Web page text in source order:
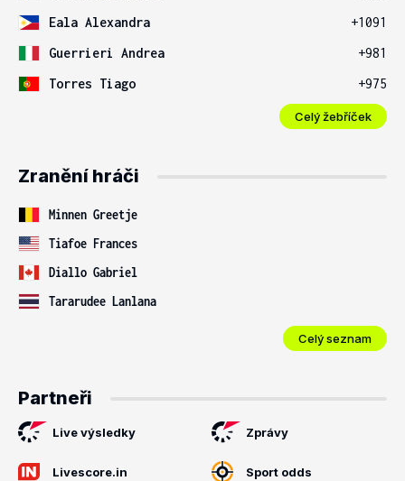
Eala Alexandra
+1091
Guerrieri Andrea
+981
Torres Tiago
+975
Celý žebříček
Zranění hráči
Minnen Greetje
Tiafoe Frances
Diallo Gabriel
Tararudee Lanlana
Celý seznam
Partneři
Live výsledky Zprávy
Livescore.in Sport odds